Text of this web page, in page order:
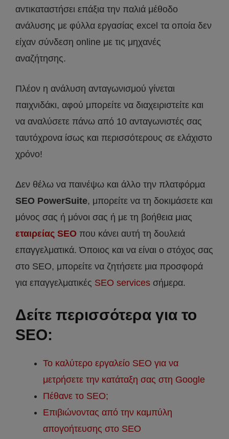
αντικαταστήσει επάξια την παλιά μέθοδο
ανάλυσης με φύλλα εργασίας excel τα οποία δεν
είχαν σύνδεση online με τις μηχανές
αναζήτησης.
Πλέον η ανάλυση ανταγωνισμού γίνεται
παιχνιδάκι, αφού μπορείτε να διαχειριστείτε και
να αναλύσετε πάνω από 10 ανταγωνιστές σας
ταυτόχρονα ίσως και περισσότερους σε ελάχιστο
χρόνο!
Δεν θέλω να παινέψω και άλλο την πλατφόρμα
SEO PowerSuite, μπορείτε να τη δοκιμάσετε και
μόνος σας ή μόνοι σας ή με τη βοήθεια μιας
εταιρείας SEO που κάνει αυτή τη δουλειά
επαγγελματικά. Όποιος και να είναι ο στόχος σας
στο SEO, μπορείτε να ζητήσετε μια προσφορά
για επαγγελματικές SEO services σήμερα.
Δείτε περισσότερα για το
SEO:
Το καλύτερο εργαλείο SEO για να
μετρήσετε την κατάταξη σας στη Google
Πέθανε το SEO;
Επιβιώνοντας από την καμπύλη
απογοήτευσης στο SEO